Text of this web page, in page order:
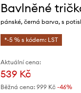
Bavlněné
pánské, černá barva, s
*-5 % s kódem: LST
Aktuální cena:
539 Kč
Běžná cena: 999 Kč-46%